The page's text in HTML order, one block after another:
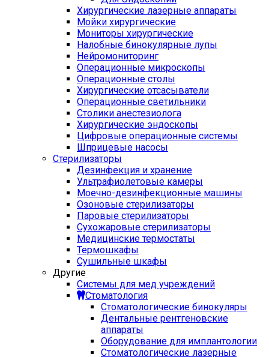
Хирургические лазерные аппараты
Мойки хирургические
Мониторы хирургические
Налобные бинокулярные лупы
Нейромониторинг
Операционные микроскопы
Операционные столы
Хирургические отсасыватели
Операционные светильники
Столики анестезиолога
Хирургические эндоскопы
Цифровые операционные системы
Шприцевые насосы
Стерилизаторы
Дезинфекция и хранение
Ультрафиолетовые камеры
Моечно-дезинфекционные машины
Озоновые стерилизаторы
Паровые стерилизаторы
Сухожаровые стерилизаторы
Медицинские термостаты
Термошкафы
Сушильные шкафы
Другие
Системы для мед учреждений
Стоматология
Стоматологические бинокуляры
Дентальные рентгеновские
аппараты
Оборудование для имплантологии
Стоматологические лазерные